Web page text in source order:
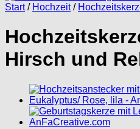
Start / Hochzeit /
Hirsch und